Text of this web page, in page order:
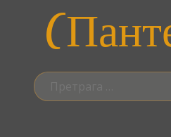
Претрага
за: